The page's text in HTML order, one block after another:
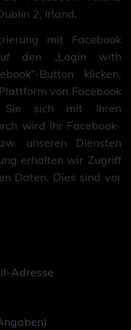
2, Irland.
mit Facebook
den „Login with
Button klicken,
von Facebook
Sie sich mit Ihren
wird Ihr Facebook-
unseren Diensten
erhalten wir Zugriff
Daten. Dies sind vor
Adresse